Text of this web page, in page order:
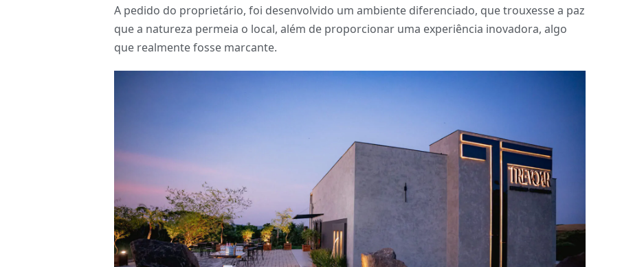
A pedido do proprietário, foi desenvolvido um ambiente diferenciado, que trouxesse a paz
que a natureza permeia o local, além de proporcionar uma experiência inovadora, algo
que realmente fosse marcante.